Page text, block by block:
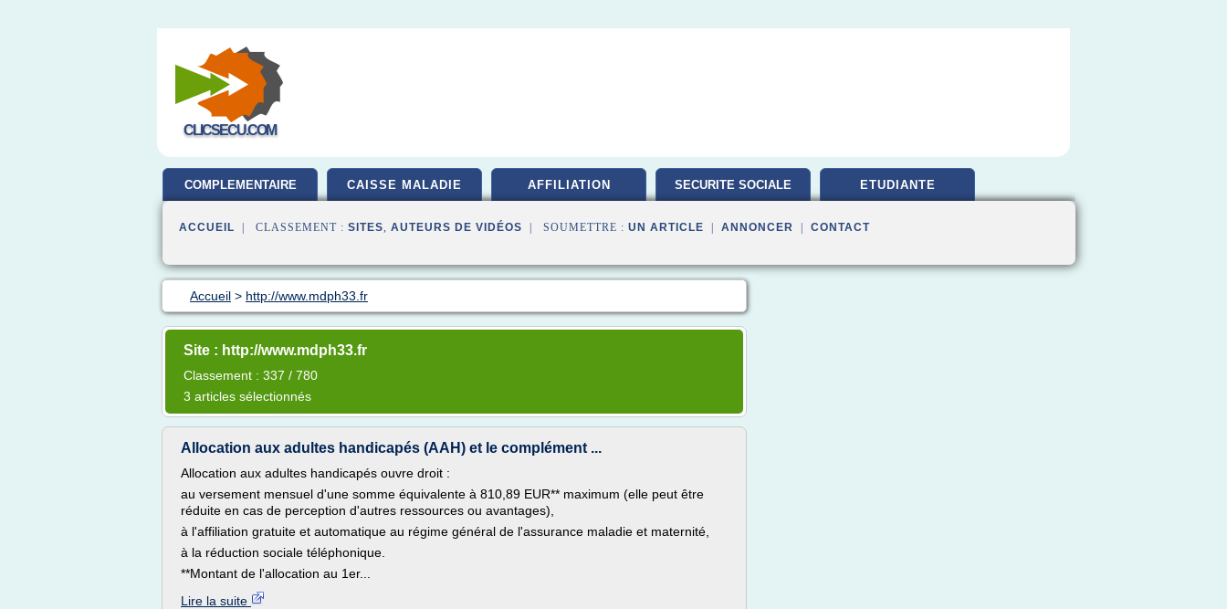
CLICSECU.COM
COMPLEMENTAIRE CAISSE MALADIE AFFILIATION SECURITE SOCIALE ETUDIANTE
ACCUEIL | CLASSEMENT : SITES, AUTEURS DE VIDÉOS | SOUMETTRE : UN ARTICLE ANNONCER CONTACT
Accueil > http://www.mdph33.fr
Site : http://www.mdph33.fr
Classement : 337 / 780
3 articles sélectionnés
Allocation aux adultes handicapés (AAH) et le complément ...
Allocation aux adultes handicapés ouvre droit :
au versement mensuel d'une somme équivalente à 810,89 EUR** maximum (elle peut être
réduite en cas de perception d'autres ressources ou avantages),
à l'affiliation gratuite et automatique au régime général de l'assurance maladie et maternité,
à la réduction sociale téléphonique.
**Montant de l'allocation au 1er...
Lire la suite